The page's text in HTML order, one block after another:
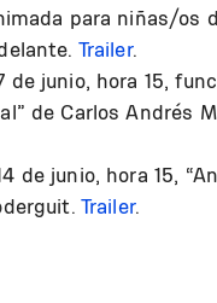
para niñas/os
Trailer.
de junio, hora 15,
de Carlos Andrés
de junio, hora 15,
Trailer.